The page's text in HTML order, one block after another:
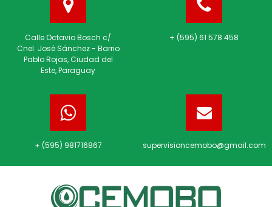
Calle Octavio Bosch c/
Cnel. José Sánchez - Barrio
Pablo Rojas, Ciudad del
Este, Paraguay
+ (595) 61 578 458
+ (595) 981716867 supervisioncemobo@gmail.com